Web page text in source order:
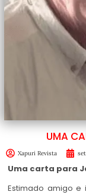
UMA
Xapuri Revista
Uma carta para
Estimado amigo e